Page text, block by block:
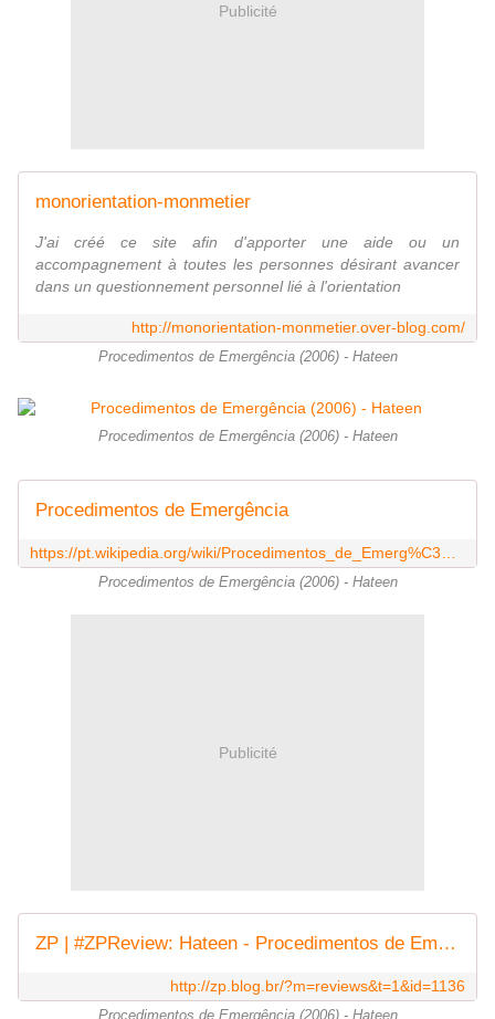
Publicité
monorientation-monmetier
J'ai créé ce site afin d'apporter une aide ou un
accompagnement à toutes les personnes désirant avancer
dans un questionnement personnel lié à l'orientation
http://monorientation-monmetier.over-blog.com/
Procedimentos de Emergência (2006) - Hateen
Procedimentos de Emergência (2006) - Hateen
Procedimentos de Emergência
Procedimentos de Emergência (2006) - Hateen
Publicité
ZP | #ZPReview: Hateen - Procedimentos de Emergência
http://zp.blog.br/?m=reviews&t=1&id=1136
Procedimentos de Emergência (2006) - Hateen